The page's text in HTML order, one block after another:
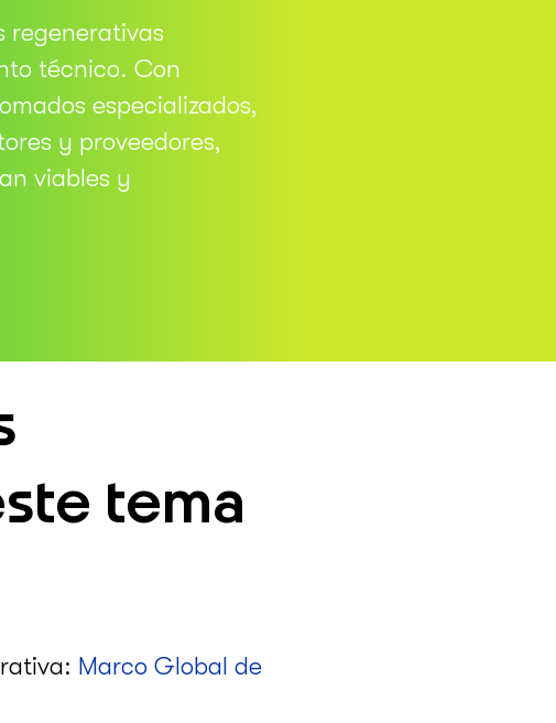
regenerativas
técnico. Con
especializados,
y proveedores,
viables y
tema
Marco Global de